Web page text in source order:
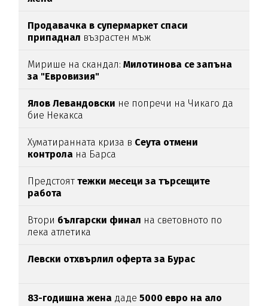
Продавачка в супермаркет спаси
припаднал възрастен мъж
Мирише на скандал:Милотинова се запъна
за "Евровизия"
Ялов Левандовски не попречи на Чикаго да
бие Некакса
Хуматиранната криза в Сеута отмени
контрола на Барса
Предстояттежки месеци за търсещите
работа
Втори български финал на световното по
лека атлетика
Левски отхвърлил оферта за Бурас
83-годишна жена даде5000 евро на ало